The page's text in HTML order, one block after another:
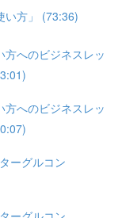
い方」 (73:36)
へのビジネスレッ
へのビジネスレッ
ーグルコン